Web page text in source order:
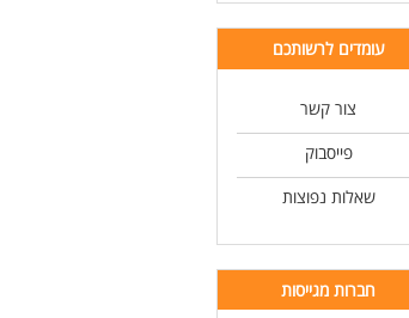
עומדים לרשותכם
צור קשר
פייסבוק
שאלות נפוצות
חברות מגייסות